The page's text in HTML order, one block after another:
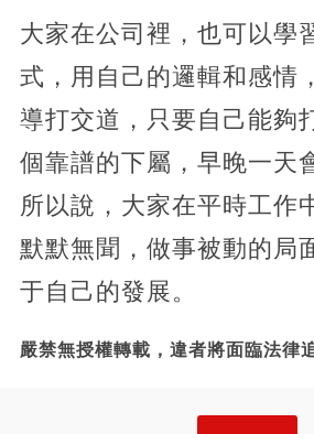
大家在公司裡，也可以學
式，用自己的邏輯和感情
導打交道，只要自己能夠
個靠譜的下屬，早晚一天
所以說，大家在平時工作
默默無聞，做事被動的局
于自己的發展。
嚴禁無授權轉載，違者將面臨法律